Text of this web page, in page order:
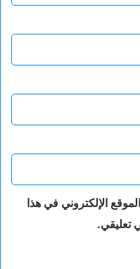
الإلكتروني في هذا
تعليقي.